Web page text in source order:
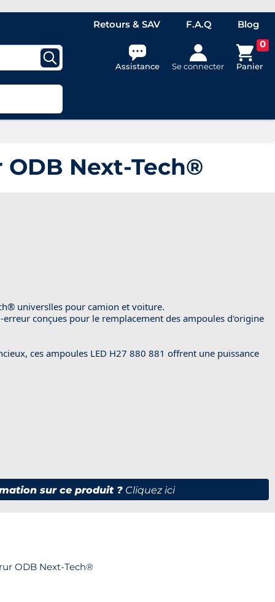
Retours & SAV F.A.Q Blog
Assistance Se connecter
0
Panier
ODB Next-Tech®
universlles pour camion et voiture.
conçues pour le remplacement des ampoules d'origine
ces ampoules LED H27 880 881 offrent une puissance
sur ce produit ? Cliquez ici
ODB Next-Tech®